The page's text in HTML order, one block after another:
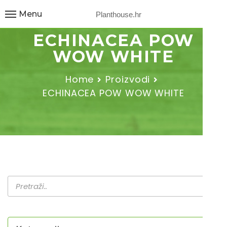
Planthouse.hr
Menu
ECHINACEA POW
WOW WHITE
Home
Proizvodi
ECHINACEA POW WOW WHITE